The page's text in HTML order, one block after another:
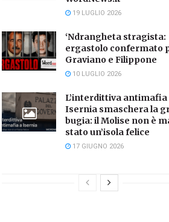
19 LUGLIO 2026
‘Ndrangheta stragista:
ergastolo confermato
Graviano e Filippone
10 LUGLIO 2026
L’interdittiva antimafia
Isernia smaschera la
bugia: il Molise non è
stato un’isola felice
17 GIUGNO 2026